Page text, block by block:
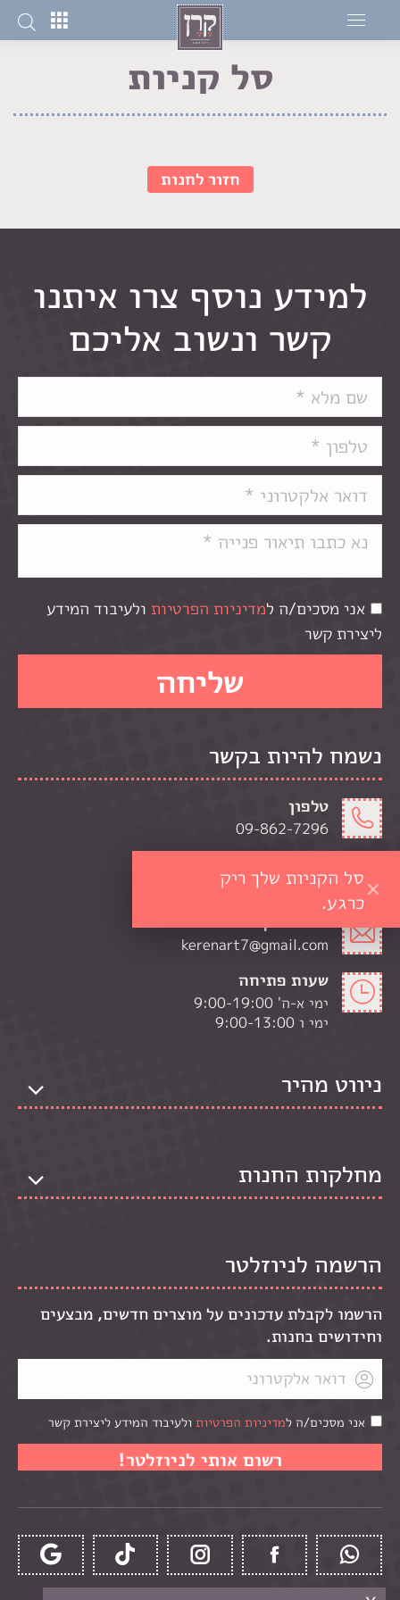
סל קניות
סל הקניות שלך ריק
כרגע.
חזור לחנות
למידע נוסף צרו איתנו
קשר ונשוב אליכם
אני מסכים/ה למדיניות הפרטיות ולעיבוד המידע
ליצירת קשר
נשמח להיות בקשר
טלפון
09-862-7296
הרצל 53, נתניה
kerenart7@gmail.com
שעות פתיחה
ימי א-ה' 9:00-19:00
ימי ו 9:00-13:00
ניווט מהיר
מחלקות החנות
הרשמה לניוזלטר
הרשמו לקבלת עדכונים על מוצרים חדשים, מבצעים
וחידושים בחנות.
אני מסכים/ה למדיניות הפרטיות ולעיבוד המידע ליצירת קשר